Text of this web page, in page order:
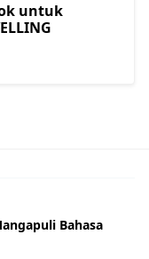
untuk
Bahasa